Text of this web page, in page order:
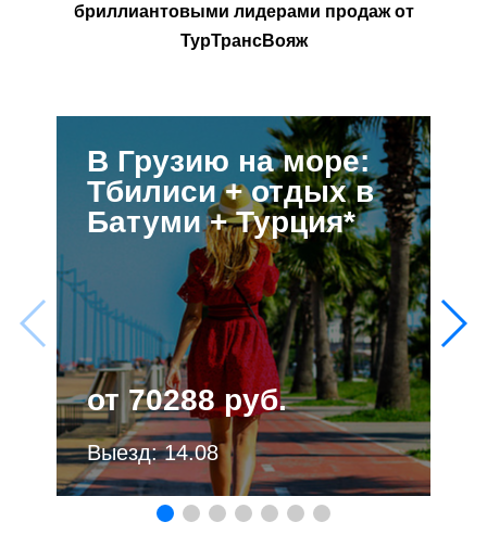
бриллиантовыми лидерами продаж от
ТурТрансВояж
В Грузию на море:
Тбилиси + отдых в
Батуми + Турция*
от 70288 руб.
Выезд: 14.08